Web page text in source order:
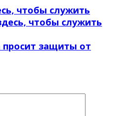
чтобы служить
чтобы служить
защиты от